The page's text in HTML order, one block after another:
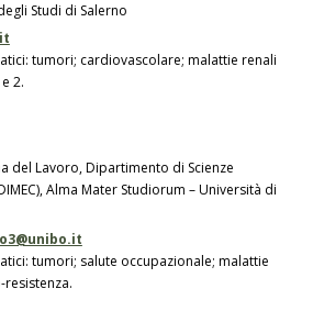
Studi di Salerno
tumori; cardiovascolare; malattie renali
2.
del Lavoro, Dipartimento di Scienze
Alma Mater Studiorum – Università di
tumori; salute occupazionale; malattie